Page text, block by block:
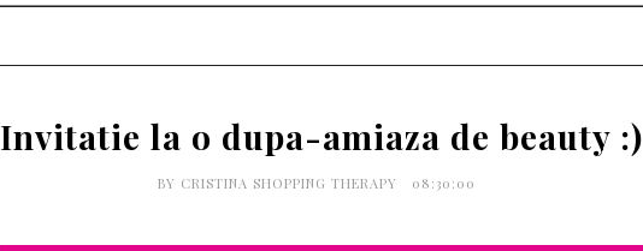
Invitatie la o dupa-amiaza de beauty :)
BY CRISTINA SHOPPING THERAPY 08:30:00